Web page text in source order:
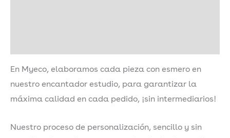
En Myeco, elaboramos cada pieza con esmero en
nuestro encantador estudio, para garantizar la
máxima calidad en cada pedido, ¡sin intermediarios!
Nuestro proceso de personalización, sencillo y sin